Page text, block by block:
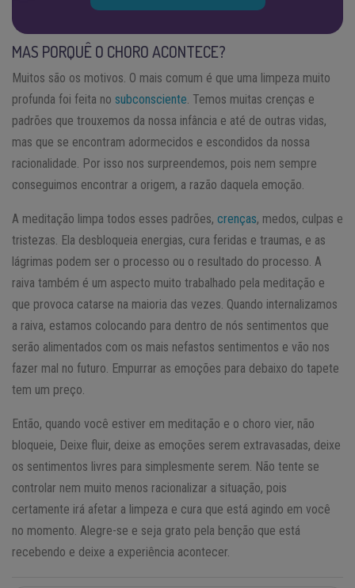
MAS PORQUÊ O CHORO ACONTECE?
Muitos são os motivos. O mais comum é que uma limpeza muito
profunda foi feita no subconsciente . Temos muitas crenças e
padrões que trouxemos da nossa infância e até de outras vidas,
mas que se encontram adormecidos e escondidos da nossa
racionalidade. Por isso nos surpreendemos, pois nem sempre
conseguimos encontrar a origem, a razão daquela emoção.
A meditação limpa todos esses padrões, crenças, medos, culpas e
tristezas. Ela desbloqueia energias, cura feridas e traumas, e as
lágrimas podem ser o processo ou o resultado do processo. A
raiva também é um aspecto muito trabalhado pela meditação e
que provoca catarse na maioria das vezes. Quando internalizamos
a raiva, estamos colocando para dentro de nós sentimentos que
serão alimentados com os mais nefastos sentimentos e vão nos
fazer mal no futuro. Empurrar as emoções para debaixo do tapete
tem um preço.
Então, quando você estiver em meditação e o choro vier, não
bloqueie, Deixe fluir, deixe as emoções serem extravasadas, deixe
os sentimentos livres para simplesmente serem. Não tente se
controlar nem muito menos racionalizar a situação, pois
certamente irá afetar a limpeza e cura que está agindo em você
no momento. Alegre-se e seja grato pela benção que está
recebendo e deixe a experiência acontecer.